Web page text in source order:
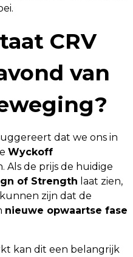
CRV
van
dat we ons in
Wyckoff
Als de prijs de huidige
of Strength laat zien,
zijn dat de
nieuwe opwaartse fase
kan dit een belangrijk